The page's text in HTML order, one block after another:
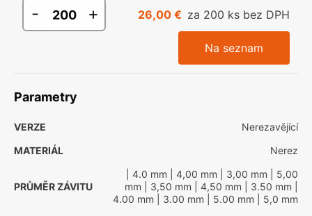
- + 26,00 € za 200 ks bez DPH
Na seznam
Parametry
VERZE
Nerezavějící
MATERIÁL
Nerez
PRŮMĚR ZÁVITU
| 4.0 mm | 4,00 mm | 3,00 mm | 5,00
mm | 3,50 mm | 4,50 mm | 3.50 mm
4.00 mm | 3.00 mm | 5.00 mm | 5,0 mm